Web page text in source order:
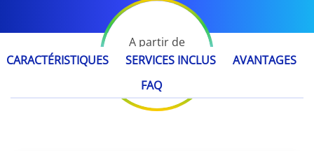
A partir de
65,50 € / an
CARACTÉRISTIQUES SERVICES INCLUS
AVANTAGES
FAQ